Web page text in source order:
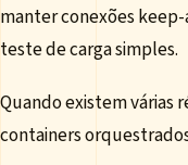
manter conexões
teste de carga simples.
Quando existem várias
containers